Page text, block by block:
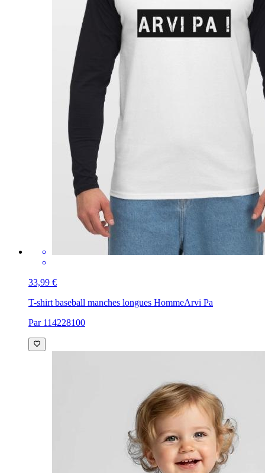
33,99 €
T-shirt baseball manches longues HommeArvi Pa
Par 114228100